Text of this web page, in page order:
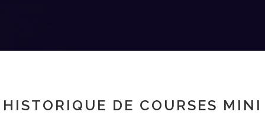
HISTORIQUE DE COURSES MINI